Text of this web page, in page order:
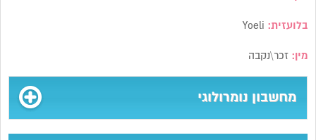
בלועזית:
מין: זכר\נקבה
מחשבון נומרולוגי